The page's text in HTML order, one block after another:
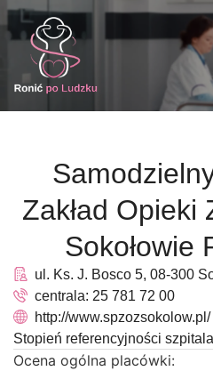
Zakład Opieki
Sokołowie
ul. Ks. J. Bosco 5, 08-300
centrala: 25 781 72 00
http://www.spzozsokolow.pl/
Stopień referencyjności
Ocena ogólna placówki: